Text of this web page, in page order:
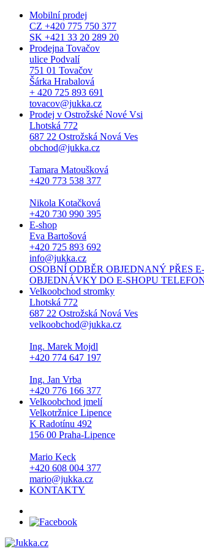
Mobilní prodej
CZ +420 775 750 377
SK +421 33 20 289 20
Prodejna Tovačov
ulice Podvalí
751 01 Tovačov
Šárka Hrabalová
+ 420 725 893 691
tovacov@jukka.cz
Prodej v Ostrožské Nové Vsi
Lhotská 772
687 22 Ostrožská Nová Ves
obchod@jukka.cz
Tamara Matoušková
+420 773 538 377
Nikola Kotačková
+420 730 990 395
E-shop
Eva Bartošová
+420 725 893 692
info@jukka.cz
OSOBNÍ ODBĚR OBJEDNANÝ PŘES E-
OBJEDNÁVKY DO E-SHOPU
Velkoobchod stromky
Lhotská 772
687 22 Ostrožská Nová Ves
velkoobchod@jukka.cz
Ing. Marek Mojdl
+420 774 647 197
Ing. Jan Vrba
+420 776 166 377
Velkoobchod jmelí
Velkotržnice Lipence
K Radotínu 492
156 00 Praha-Lipence
Mario Keck
+420 608 004 377
mario@jukka.cz
KONTAKTY